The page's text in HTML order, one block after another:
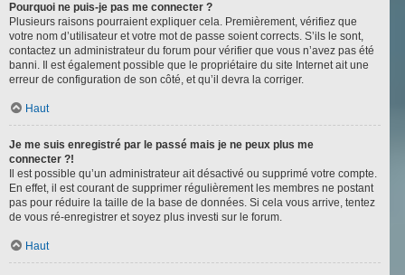
Pourquoi ne puis-je pas me connecter ?
Plusieurs raisons pourraient expliquer cela. Premièrement, vérifiez que
votre nom d’utilisateur et votre mot de passe soient corrects. S’ils le sont,
contactez un administrateur du forum pour vérifier que vous n’avez pas été
banni. Il est également possible que le propriétaire du site Internet ait une
erreur de configuration de son côté, et qu’il devra la corriger.
Haut
Je me suis enregistré par le passé mais je ne peux plus me
connecter ?!
Il est possible qu’un administrateur ait désactivé ou supprimé votre compte.
En effet, il est courant de supprimer régulièrement les membres ne postant
pas pour réduire la taille de la base de données. Si cela vous arrive, tentez
de vous ré-enregistrer et soyez plus investi sur le forum.
Haut